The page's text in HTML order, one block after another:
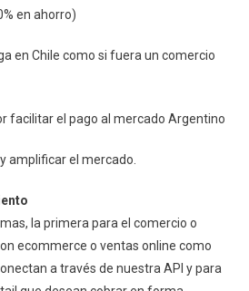
en ahorro)
en Chile como si fuera un comercio
facilitar el pago al mercado Argentino
amplificar el mercado.
la primera para el comercio o
ecommerce o ventas online como
a través de nuestra API y para